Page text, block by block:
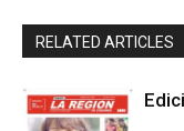
RELATED ARTICLES